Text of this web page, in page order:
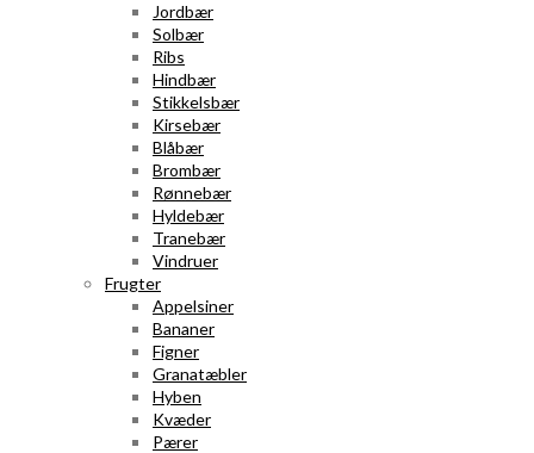
Jordbær
Solbær
Ribs
Hindbær
Stikkelsbær
Kirsebær
Blåbær
Brombær
Rønnebær
Hyldebær
Tranebær
Vindruer
Frugter
Appelsiner
Bananer
Figner
Granatæbler
Hyben
Kvæder
Pærer